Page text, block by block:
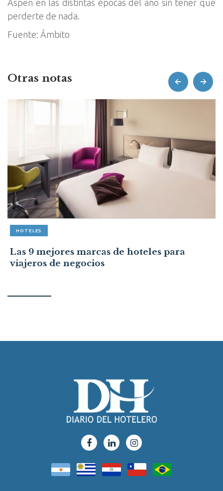
Aspen en las distintas épocas del año sin tener que
perderte de nada.
Fuente: Ámbito
Otras notas
HOTELES
Las 9 mejores marcas de hoteles para
viajeros de negocios
prev next